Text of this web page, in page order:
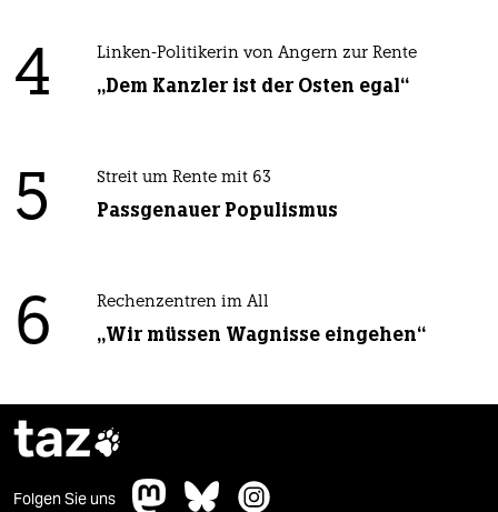
4 Linken-Politikerin von Angern zur Rente
„Dem Kanzler ist der Osten egal“
5 Streit um Rente mit 63
Passgenauer Populismus
6 Rechenzentren im All
„Wir müssen Wagnisse eingehen“
taz
Folgen Sie uns